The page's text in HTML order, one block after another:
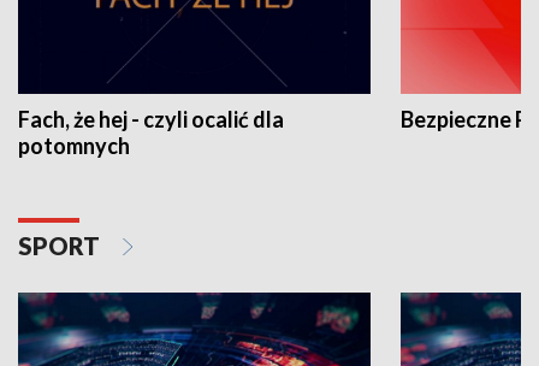
Fach, że hej - czyli ocalić dla
potomnych
Bezpieczne
SPORT